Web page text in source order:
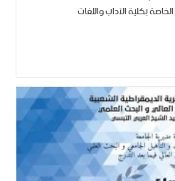
الخاصة بكلية الآداب واللغات